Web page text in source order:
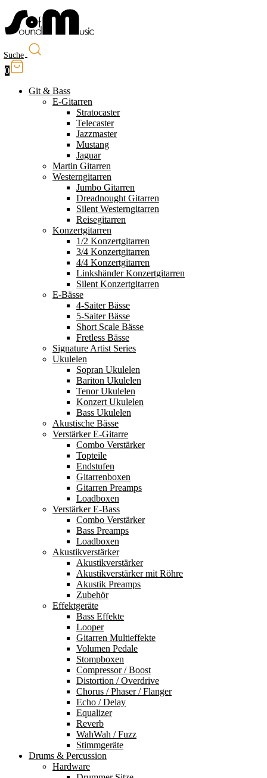
Suche
0
Git & Bass
E-Gitarren
Stratocaster
Telecaster
Jazzmaster
Mustang
Jaguar
Martin Gitarren
Westerngitarren
Jumbo Gitarren
Dreadnought Gitarren
Silent Westerngitarren
Reisegitarren
Konzertgitarren
1/2 Konzertgitarren
3/4 Konzertgitarren
4/4 Konzertgitarren
Linkshänder Konzertgitarren
Silent Konzertgitarren
E-Bässe
4-Saiter Bässe
5-Saiter Bässe
Short Scale Bässe
Fretless Bässe
Signature Artist Series
Ukulelen
Sopran Ukulelen
Bariton Ukulelen
Tenor Ukulelen
Konzert Ukulelen
Bass Ukulelen
Akustische Bässe
Verstärker E-Gitarre
Combo Verstärker
Topteile
Endstufen
Gitarrenboxen
Gitarren Preamps
Loadboxen
Verstärker E-Bass
Combo Verstärker
Bass Preamps
Loadboxen
Akustikverstärker
Akustikverstärker
Akustikverstärker mit Röhre
Akustik Preamps
Zubehör
Effektgeräte
Bass Effekte
Looper
Gitarren Multieffekte
Volumen Pedale
Stompboxen
Compressor / Boost
Distortion / Overdrive
Chorus / Phaser / Flanger
Echo / Delay
Equalizer
Reverb
WahWah / Fuzz
Stimmgeräte
Drums & Percussion
Hardware